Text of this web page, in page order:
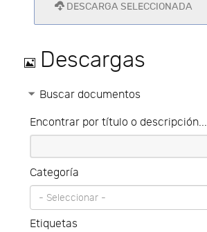
DESCARGA SELECCIONADA
Imagen
Descargas
Buscar documentos
Encontrar por título o descripción...
Categoría
Etiquetas